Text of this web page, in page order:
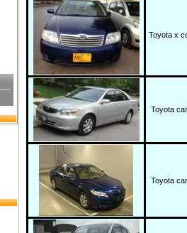
Toyota x
Toyota
Toyota